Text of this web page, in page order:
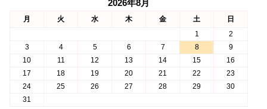
2026年8月
月 火 水 木 金 土
日
1
2
3
4 5 6 7 8
9
10
11 12 13 14 15
16
17
18 19 20 21 22
23
24
25 26 27 28 29
30
31